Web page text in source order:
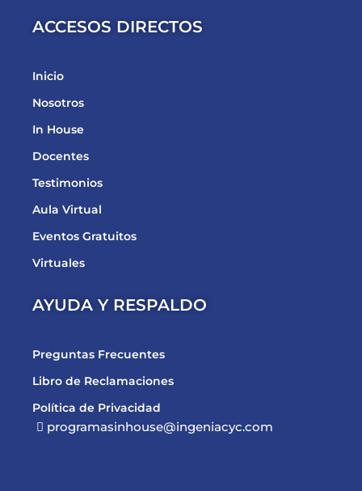
ACCESOS DIRECTOS
Inicio
Nosotros
In House
Docentes
Testimonios
Aula Virtual
Eventos Gratuitos
Virtuales
AYUDA Y RESPALDO
Preguntas Frecuentes
Libro de Reclamaciones
Política de Privacidad
 programasinhouse@ingeniacyc.com